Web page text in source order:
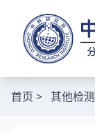
首页 > 其他检测